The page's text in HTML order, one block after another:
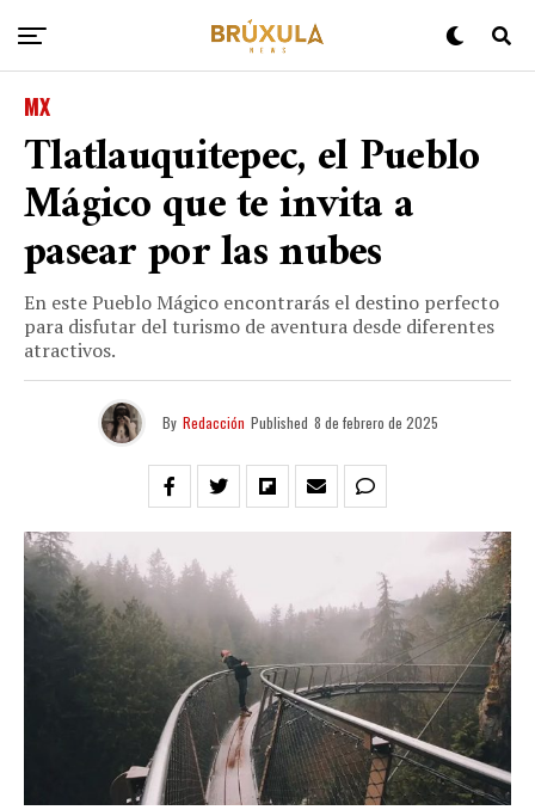
MX
Tlatlauquitepec, el Pueblo
Mágico que te invita a
pasear por las nubes
En este Pueblo Mágico encontrarás el destino perfecto
para disfutar del turismo de aventura desde diferentes
atractivos.
By Redacción Published 8 de febrero de 2025